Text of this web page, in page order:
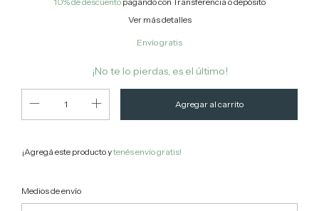
Ver más detalles
Envío gratis
¡No te lo pierdas, es el último!
¡Agregá este producto ytenés envío gratis!
Entregas para el CP:
Medios de envío